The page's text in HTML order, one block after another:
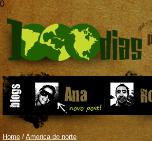
0
Home / America do norte